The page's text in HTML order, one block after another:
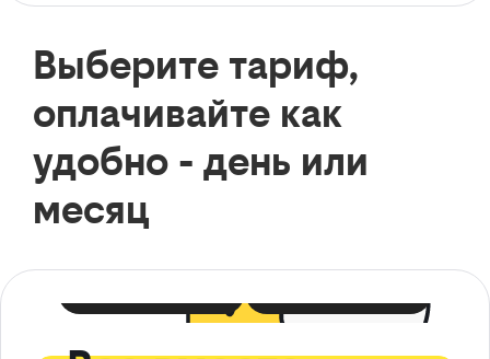
Выберите тариф,
оплачивайте как
удобно - день или
месяц